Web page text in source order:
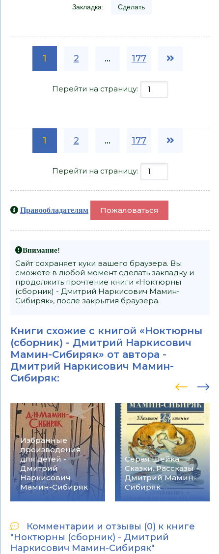
Закладка: Сделать
1 2 ... 177
Перейти на страницу:
1 2 ... 177
Перейти на страницу:
Правообладателям Пожаловаться
Внимание!
Сайт сохраняет куки вашего браузера. Вы
сможете в любой момент сделать закладку и
продолжить прочтение книги «Ноктюрны
(сборник) - Дмитрий Наркисович Мамин-
Сибиряк», после закрытия браузера.
Книги схожие с книгой «Ноктюрны
(сборник) - Дмитрий Наркисович
Мамин-Сибиряк» от автора -
Дмитрий Наркисович Мамин-
Сибиряк:
Избранные
произведения
для детей -
Дмитрий
Наркисович
Мамин-Сибиряк
Серая Шейка.
Сказки. Рассказы -
Дмитрий Мамин-
Сибиряк
Комментарии и отзывы (0) к книге
"Ноктюрны (сборник) - Дмитрий
Наркисович Мамин-Сибиряк"